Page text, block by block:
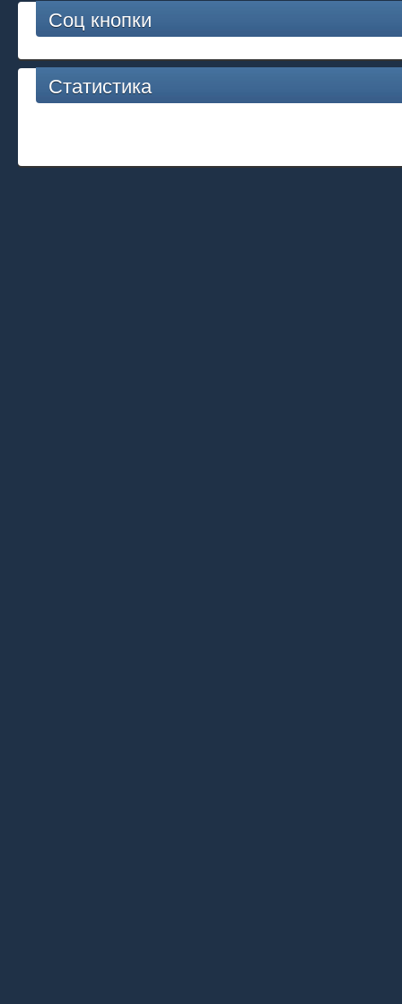
Соц кнопки
Статистика